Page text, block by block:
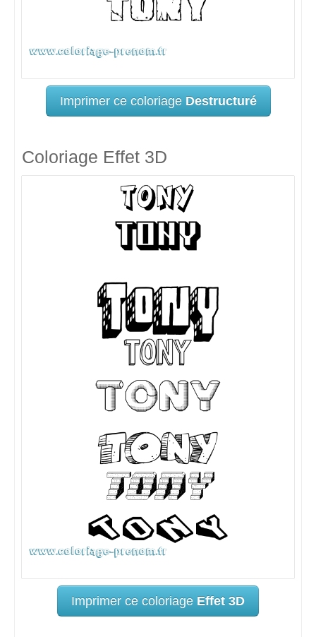
Imprimer ce coloriage Destructuré
Coloriage Effet 3D
Imprimer ce coloriage Effet 3D